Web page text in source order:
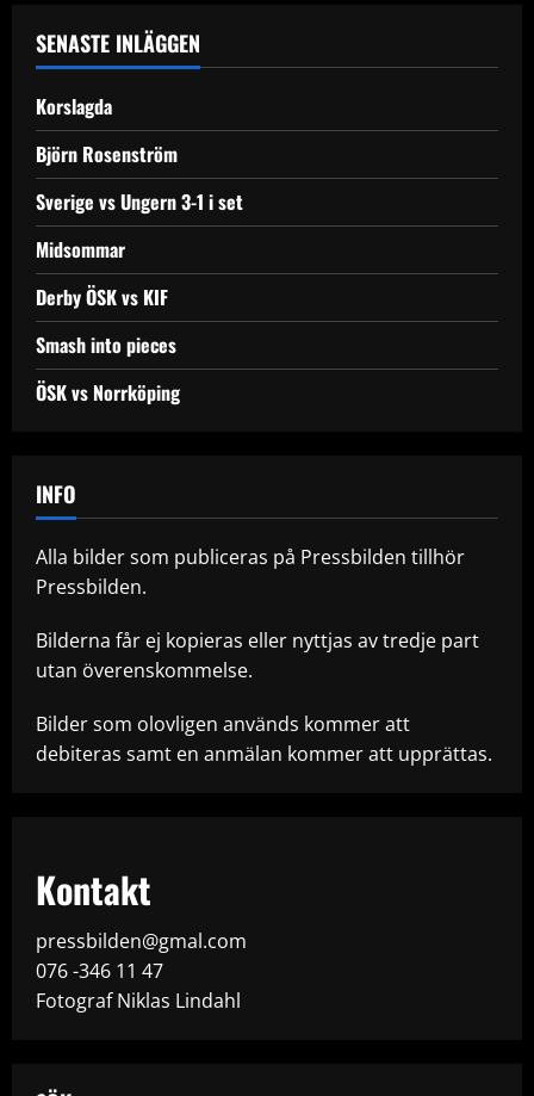
SENASTE INLÄGGEN
Korslagda
Björn Rosenström
Sverige vs Ungern 3-1 i set
Midsommar
Derby ÖSK vs KIF
Smash into pieces
ÖSK vs Norrköping
INFO
Alla bilder som publiceras på Pressbilden tillhör
Pressbilden.
Bilderna får ej kopieras eller nyttjas av tredje part
utan överenskommelse.
Bilder som olovligen används kommer att
debiteras samt en anmälan kommer att upprättas.
Kontakt
pressbilden@gmal.com
076 -346 11 47
Fotograf Niklas Lindahl